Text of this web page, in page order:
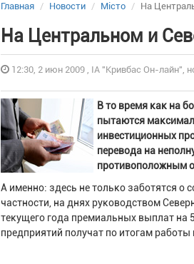
Главная
Новости Місто На
На Центральном и
12:30, 2 июн 2009 , ІА "Кривбас Он-лайн",
В то время как на
пытаются
инвестиционных
перевода на
противоположным
А именно: здесь не только заботятся о
частности, на днях руководством
текущего года премиальных выплат на
предприятий получат по итогам работы